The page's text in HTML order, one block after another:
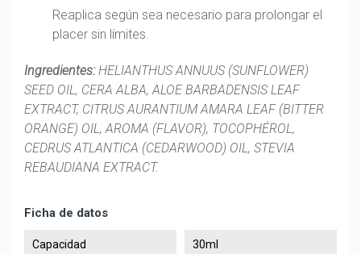
Reaplica según sea necesario para prolongar el
placer sin límites.
Ingredientes:HELIANTHUS ANNUUS (SUNFLOWER)
SEED OIL, CERA ALBA, ALOE BARBADENSIS LEAF
EXTRACT, CITRUS AURANTIUM AMARA LEAF (BITTER
ORANGE) OIL, AROMA (FLAVOR), TOCOPHÉROL,
CEDRUS ATLANTICA (CEDARWOOD) OIL, STEVIA
REBAUDIANA EXTRACT.
Ficha de datos
Capacidad 30ml